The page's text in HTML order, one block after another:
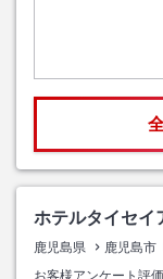
ホテルタイセイ
鹿児島県 鹿児島市
お客様アンケート評価